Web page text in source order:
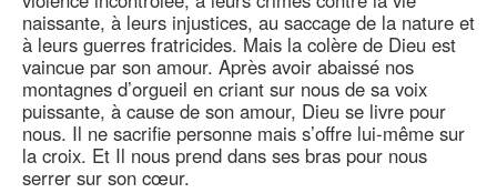
naissante, à leurs injustices, au saccage de la nature et
à leurs guerres fratricides. Mais la colère de Dieu est
vaincue par son amour. Après avoir abaissé nos
montagnes d’orgueil en criant sur nous de sa voix
puissante, à cause de son amour, Dieu se livre pour
nous. Il ne sacrifie personne mais s’offre lui-même sur
la croix. Et Il nous prend dans ses bras pour nous
serrer sur son cœur.